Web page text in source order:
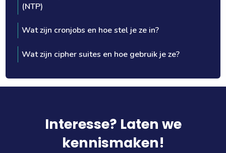
(NTP)
Wat zijn cronjobs en hoe stel je ze in?
Wat zijn cipher suites en hoe gebruik je ze?
Interesse? Laten we
kennismaken!